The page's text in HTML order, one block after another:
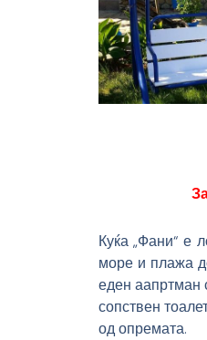
Куќа „Фани“ е
море и плажа
еден аапртман
сопствен
од опремата.